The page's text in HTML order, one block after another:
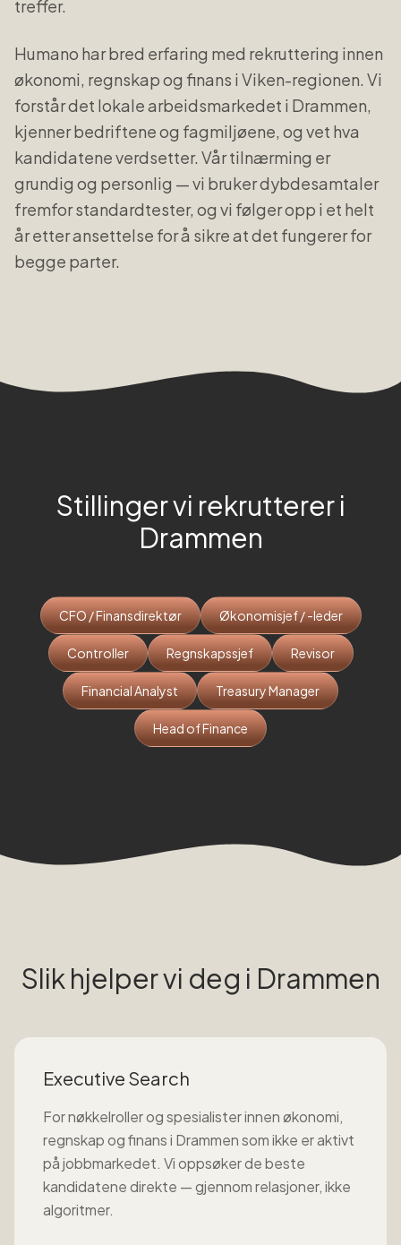
treffer.
Humano har bred erfaring med rekruttering innen
økonomi, regnskap og finans i Viken-regionen. Vi
forstår det lokale arbeidsmarkedet i Drammen,
kjenner bedriftene og fagmiljøene, og vet hva
kandidatene verdsetter. Vår tilnærming er
grundig og personlig — vi bruker dybdesamtaler
fremfor standardtester, og vi følger opp i et helt
år etter ansettelse for å sikre at det fungerer for
begge parter.
Stillinger vi rekrutterer i
Drammen
CFO / Finansdirektør Økonomisjef / -leder
Controller Regnskapssjef Revisor
Financial Analyst Treasury Manager
Head of Finance
Slik hjelper vi deg i Drammen
Executive Search
For nøkkelroller og spesialister innenøkonomi,
regnskap og finansi Drammensom ikke er aktivt
på jobbmarkedet. Vi oppsøker de beste
kandidatene direkte — gjennom relasjoner, ikke
algoritmer.